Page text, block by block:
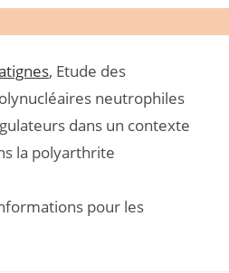
, Etude des
neutrophiles
dans un contexte
la polyarthrite
pour les